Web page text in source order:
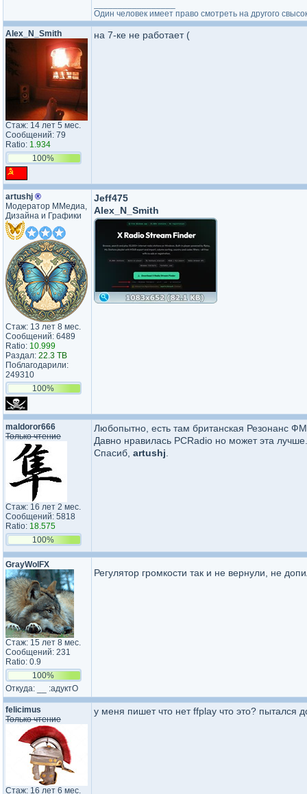
Один человек имеет право смотреть на другого
Alex_N_Smith
Стаж: 14 лет 5 мес.
Сообщений: 79
Ratio: 1.934
100%
на 7-ке не работает (
artushj ®
Модератор ММедиа,
Дизайна и Графики
Стаж: 13 лет 8 мес.
Сообщений: 6489
Ratio: 10.999
Раздал: 22.3 TB
Поблагодарили:
249310
100%
Jeff475
Alex_N_Smith
maldoror666
Только чтение
Стаж: 16 лет 2 мес.
Сообщений: 5818
Ratio: 18.575
100%
Любопытно, есть там британская Резонанс
Давно нравилась PCRadio но может эта лучше.
Спасиб, artushj
GrayWolFX
Стаж: 15 лет 8 мес.
Сообщений: 231
Ratio: 0.9
100%
Откуда: __ :адуктО
Регулятор громкости так и не вернули, не
felicimus
Только чтение
Стаж: 16 лет 6 мес.
у меня пишет что нет ffplay что это? пытался